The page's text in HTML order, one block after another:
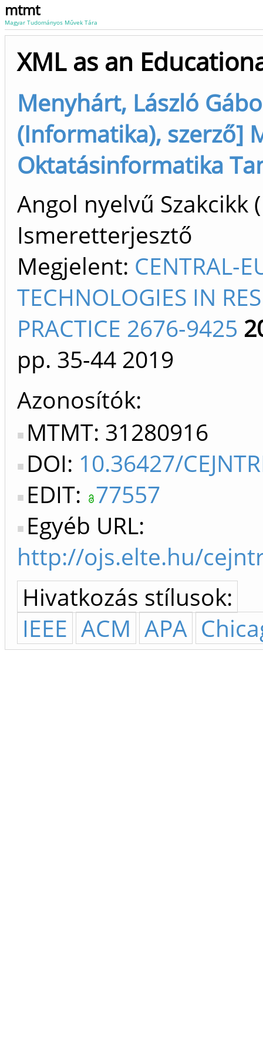
mtmt
Magyar Tudományos Művek Tára
XML as an
Menyhárt, László
(Informatika), szerző]
Oktatásinformatika
Angol nyelvű Szakcikk
Ismeretterjesztő
Megjelent: CENTRAL-
TECHNOLOGIES IN
PRACTICE 2676-9425
pp. 35-44 2019
Azonosítók
MTMT: 31280916
DOI: 10.36427/
EDIT: 77557
Egyéb URL:
http://ojs.elte.hu/
Hivatkozás stílusok:
IEEE ACM APA